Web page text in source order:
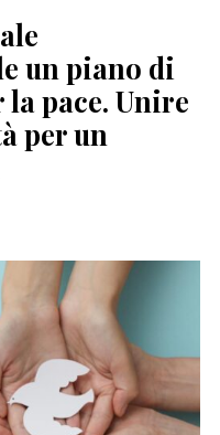
un piano di
pace. Unire
per un